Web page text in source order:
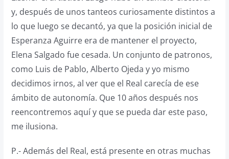
y, después de unos tanteos curiosamente distintos a
lo que luego se decantó, ya que la posición inicial de
Esperanza Aguirre era de mantener el proyecto,
Elena Salgado fue cesada. Un conjunto de patronos,
como Luis de Pablo, Alberto Ojeda y yo mismo
decidimos irnos, al ver que el Real carecía de ese
ámbito de autonomía. Que 10 años después nos
reencontremos aquí y que se pueda dar este paso,
me ilusiona.
P.- Además del Real, está presente en otras muchas